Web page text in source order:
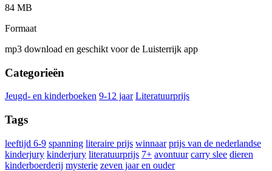
84 MB
Formaat
mp3 download en geschikt voor de Luisterrijk app
Categorieën
Jeugd- en kinderboeken 9-12 jaar Literatuurprijs
Tags
leeftijd 6-9 spanning literaire prijs winnaar prijs van de nederlandse
kinderjury kinderjury literatuurprijs 7+ avontuur carry slee dieren
kinderboerderij mysterie zeven jaar en ouder